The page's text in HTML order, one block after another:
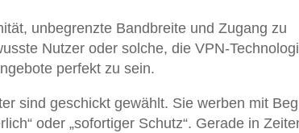
unbegrenzte Bandbreite und Zugang zu
Nutzer oder solche, die VPN-
perfekt zu sein.
sind geschickt gewählt. Sie werben mit
oder „sofortiger Schutz“. Gerade in